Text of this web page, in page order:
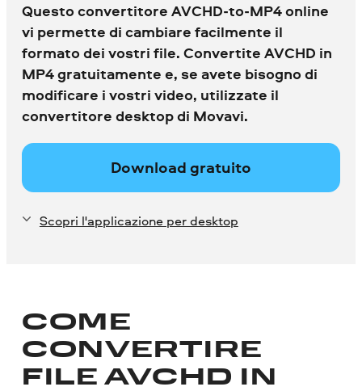
Questo convertitore AVCHD-to-MP4 online
vi permette di cambiare facilmente il
formato dei vostri file. Convertite AVCHD in
MP4 gratuitamente e, se avete bisogno di
modificare i vostri video, utilizzate il
convertitore desktop di Movavi.
Download gratuito
Scopri l'applicazione per desktop
COME
CONVERTIRE
FILE AVCHD IN